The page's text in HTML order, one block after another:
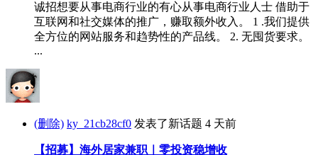
诚招想要从事电商行业的有心从事电商行业人士 借助于
互联网和社交媒体的推广，赚取额外收入。 1 .我们提供
全方位的网站服务和趋势性的产品线。 2. 无囤货要求。
...
(删除) ky_21cb28cf0 发表了新话题 4 天前
【招募】海外居家兼职｜零投资稳增收